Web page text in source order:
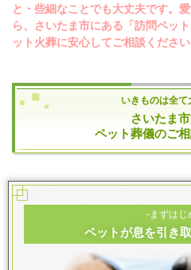
と・些細なことでも大丈夫です。
ら、さいたま市にある「訪問ペッ
ット火葬に安心してご相談ください
いきものは全て
さいたま
ペット葬儀のご
-まずはじ
ペットが息を引き